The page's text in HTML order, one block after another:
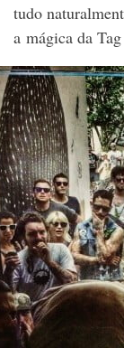
tudo
a mágica da